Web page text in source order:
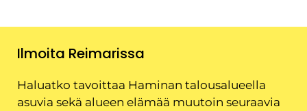
Ilmoita Reimarissa
Haluatko tavoittaa Haminan talousalueella
asuvia sekä alueen elämää muutoin seuraavia